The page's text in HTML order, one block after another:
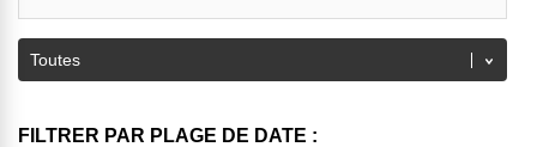
FILTRER PAR PLAGE DE DATE :